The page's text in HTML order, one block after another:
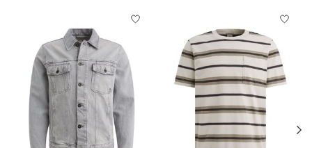
Items van productcarrousel